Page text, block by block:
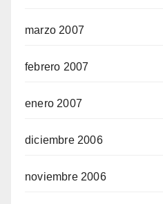
marzo 2007
febrero 2007
enero 2007
diciembre 2006
noviembre 2006